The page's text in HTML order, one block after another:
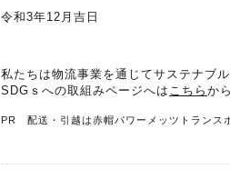
令和3年12月吉日
私たちは物流事業を通じてサステナブ
SDGｓへの取組みページへは こちら から
PR 配送・引越は赤帽パワーメッツトランス